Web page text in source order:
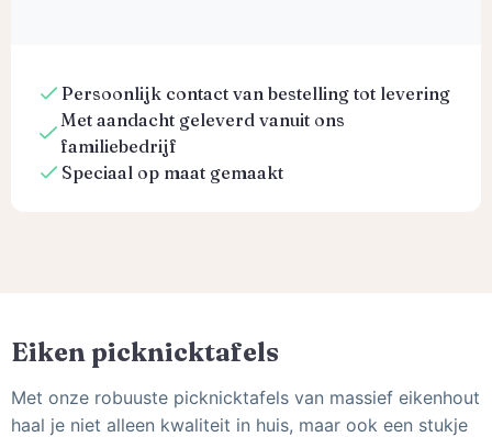
Persoonlijk contact van bestelling tot levering
Met aandacht geleverd vanuit ons
familiebedrijf
Speciaal op maat gemaakt
Eiken picknicktafels
Met onze robuuste picknicktafels van massief eikenhout
haal je niet alleen kwaliteit in huis, maar ook een stukje